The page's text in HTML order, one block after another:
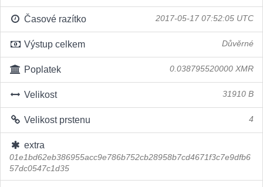
Časové razítko 2017-05-17 07:52:05 UTC
Výstup celkem Důvěrné
Poplatek 0.038795520000 XMR
Velikost 31910 B
Velikost prstenu 4
extra
01e1bd62eb386955acc9e786b752cb28958b7cd4671f3c7e9dfb6
57dc0547c1d35